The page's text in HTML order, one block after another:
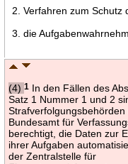
2. Verfahren zum Schutz
3. die
(4)1 In den Fällen des
Satz 1 Nummer 1 und 2
Strafverfolgungsbehörden
Bundesamt für
berechtigt, die Daten zur
ihrer Aufgaben
der Zentralstelle für